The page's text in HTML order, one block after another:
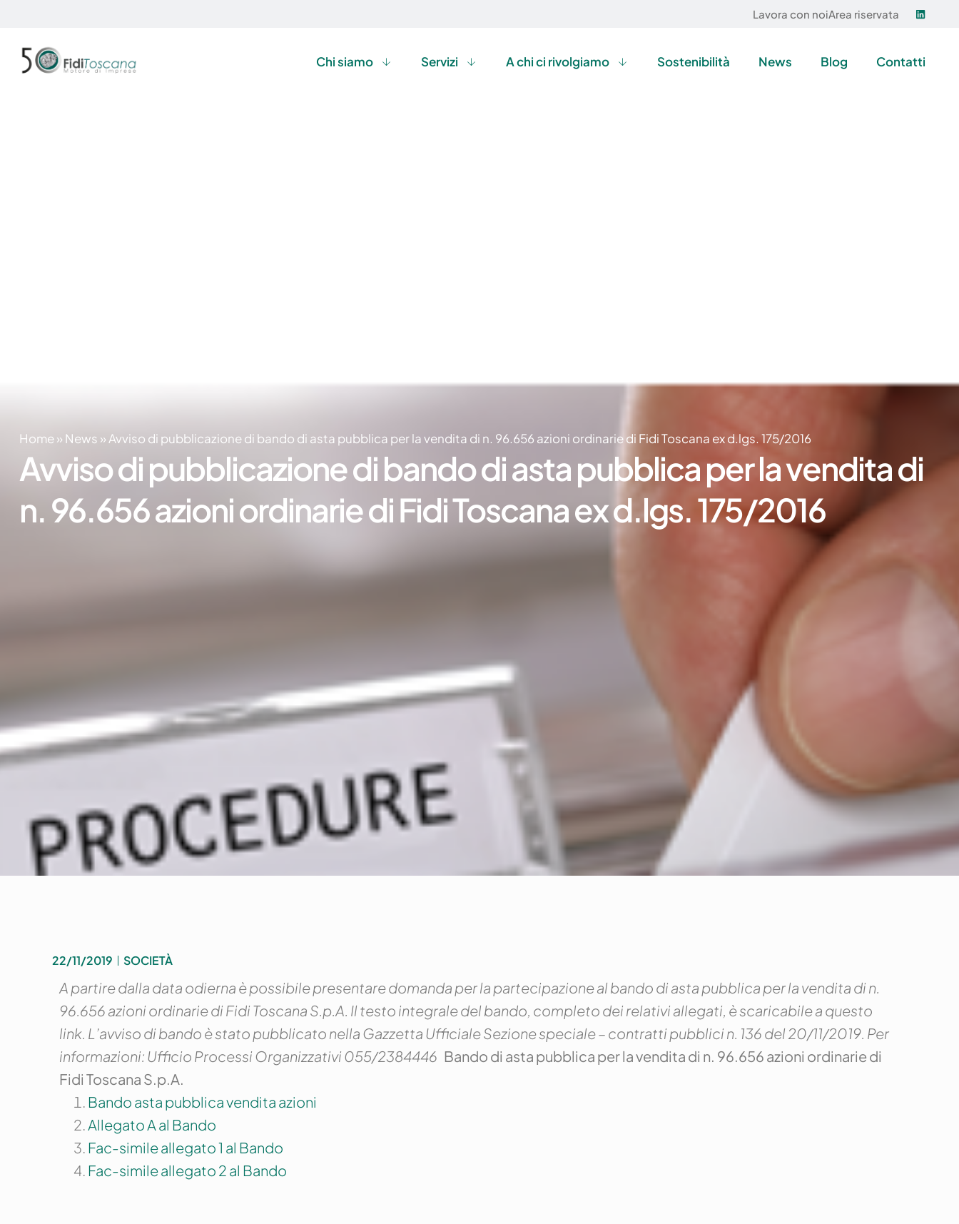
Lavora con noiArea riservata
Chi siamo Servizi A chi ci rivolgiamo Sostenibilità News Blog Contatti
Home »News »Avviso di pubblicazione di bando di asta pubblica per la vendita di n. 96.656 azioni ordinarie di Fidi Toscana ex d.lgs. 175/2016
Avviso di pubblicazione di bando di asta pubblica per la vendita di
n. 96.656 azioni ordinarie di Fidi Toscana ex d.lgs. 175/2016
22/11/2019 SOCIETÀ
A partire dalla data odierna è possibile presentare domanda per la partecipazione al bando di asta pubblica per la vendita di n.
96.656 azioni ordinarie di Fidi Toscana S.p.A. Il testo integrale del bando, completo dei relativi allegati, è scaricabile a questo
link. L’avviso di bando è stato pubblicato nella Gazzetta Ufficiale Sezione speciale – contratti pubblici n. 136 del 20/11/2019. Per
informazioni: Ufficio Processi Organizzativi 055/2384446 Bando di asta pubblica per la vendita di n. 96.656 azioni ordinarie di
Fidi Toscana S.p.A.
Bando asta pubblica vendita azioni
Allegato A al Bando
Fac-simile allegato 1 al Bando
Fac-simile allegato 2 al Bando